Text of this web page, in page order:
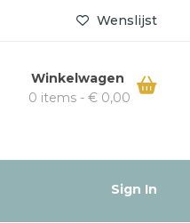
Wenslijst
Winkelwagen
0 items - €0,00
Sign In